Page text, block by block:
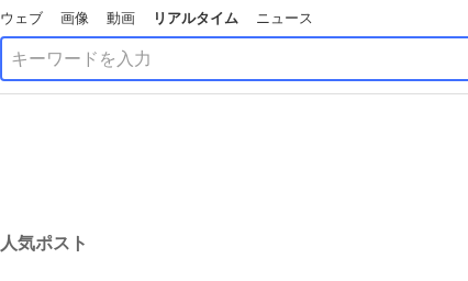
ウェブ 画像 動画 リアルタイム ニュース
人気ポスト